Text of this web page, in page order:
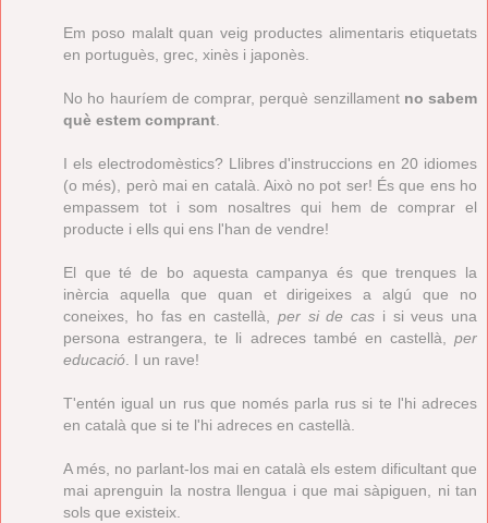
Em poso malalt quan veig productes alimentaris etiquetats
en portuguès, grec, xinès i japonès.
No ho hauríem de comprar, perquè senzillament no sabem
què estem comprant.
I els electrodomèstics? Llibres d'instruccions en 20 idiomes
(o més), però mai en català. Això no pot ser! És que ens ho
empassem tot i som nosaltres qui hem de comprar el
producte i ells qui ens l'han de vendre!
El que té de bo aquesta campanya és que trenques la
inèrcia aquella que quan et dirigeixes a algú que no
coneixes, ho fas en castellà, per si de cas i si veus una
persona estrangera, te li adreces també en castellà, per
educació. I un rave!
T'entén igual un rus que només parla rus si te l'hi adreces
en català que si te l'hi adreces en castellà.
A més, no parlant-los mai en català els estem dificultant que
mai aprenguin la nostra llengua i que mai sàpiguen, ni tan
sols que existeix.